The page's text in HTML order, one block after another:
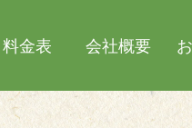
料金表 会社概要